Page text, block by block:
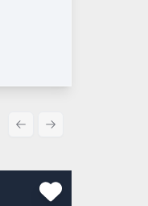
Previous slide
Next slide